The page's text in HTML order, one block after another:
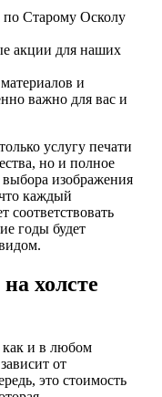
по Старому Осколу
акции для наших
и
важно для вас и
услугу печати
но и полное
выбора изображения
каждый
соответствовать
годы будет
холсте
как и в любом
от
это стоимость